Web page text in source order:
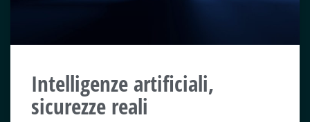
Intelligenze artificiali,
sicurezze reali